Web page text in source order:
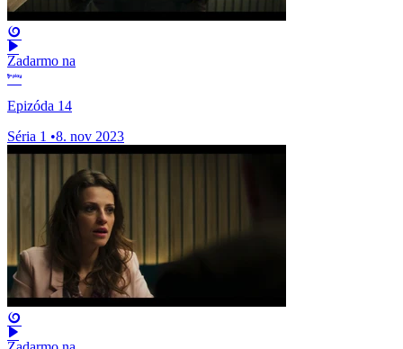
Zadarmo na
Epizóda 14
Séria 1 •8. nov 2023